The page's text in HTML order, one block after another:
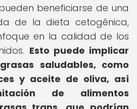
beneficiarse de una
de la dieta cetogénica,
en la calidad de los
Esto puede implicar
saludables, como
y aceite de oliva, así
de alimentos